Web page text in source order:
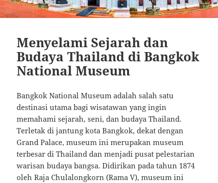
Menyelami Sejarah dan
Budaya Thailand di Bangkok
National Museum
Bangkok National Museum adalah salah satu
destinasi utama bagi wisatawan yang ingin
memahami sejarah, seni, dan budaya Thailand.
Terletak di jantung kota Bangkok, dekat dengan
Grand Palace, museum ini merupakan museum
terbesar di Thailand dan menjadi pusat pelestarian
warisan budaya bangsa. Didirikan pada tahun 1874
oleh Raja Chulalongkorn (Rama V), museum ini